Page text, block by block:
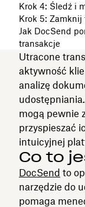
Krok 4: Śledź i
Krok 5: Zamknij
Jak DocSend
transakcje
Utracone
aktywność
analizę
mogą pewnie
przyspieszać
intuicyjnej
Co to
DocSend to
narzędzie do
pomaga